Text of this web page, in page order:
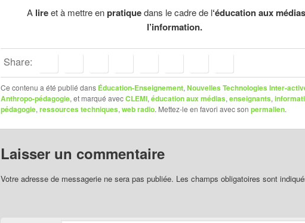
Alireet à mettre enpratiquedans le cadre de l‘éducation aux
l’information.
Share:
Ce contenu a été publié dans Éducation-Enseignement, Nouvelles Technologies Inter-
Anthropo-pédagogie, et marqué avecCLEMI, éducation aux médias, enseignants,
pédagogie, ressources techniques, web radio. Mettez-le en favori avec son permalien.
Laisser un commentaire
Votre adresse de messagerie ne sera pas publiée. Les champs obligatoires sont